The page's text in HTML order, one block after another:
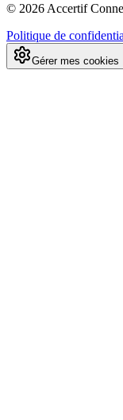
© 2026 Accertif
Politique de
Gérer mes cookies